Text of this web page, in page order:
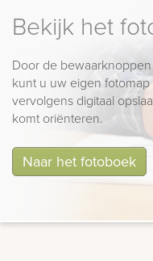
Bekijk het
Door de
kunt u uw eigen
vervolgens digitaal
komt oriënteren.
Naar het fotoboek